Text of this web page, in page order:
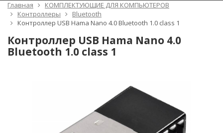
Главная
КОМПЛЕКТУЮЩИЕ ДЛЯ КОМПЬЮТЕРОВ
Контроллеры
Bluetooth
Контроллер USB Hama Nano 4.0 Bluetooth 1.0 class 1
Контроллер USB Hama Nano 4.0
Bluetooth 1.0 class 1